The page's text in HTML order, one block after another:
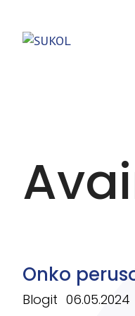
Onko
Blogit 06.05.2024